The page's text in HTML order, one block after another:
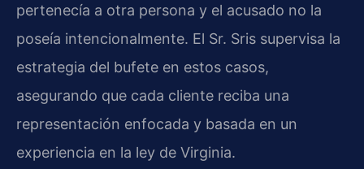
pertenecía a otra persona y el acusado no la
poseía intencionalmente. El Sr. Sris supervisa la
estrategia del bufete en estos casos,
asegurando que cada cliente reciba una
representación enfocada y basada en un
experiencia en la ley de Virginia.